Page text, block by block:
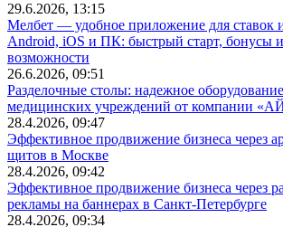
29.6.2026, 13:15
Мелбет — удобное приложение для ставок
Android, iOS и ПК: быстрый старт, бонусы
возможности
26.6.2026, 09:51
Разделочные столы: надежное
медицинских учреждений от компании
28.4.2026, 09:47
Эффективное продвижение бизнеса через
щитов в Москве
28.4.2026, 09:42
Эффективное продвижение бизнеса через
рекламы на баннерах в Санкт-Петербурге
28.4.2026, 09:34